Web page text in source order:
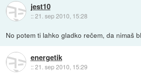
jest10
::21. sep 2010, 15:28
No potem ti lahko gladko rečem, da nimaš
energetik
::21. sep 2010, 15:29